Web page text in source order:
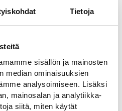
Tietoja
sisällön ja mainosten
median ominaisuuksien
analysoimiseen. Lisäksi
mainosalan ja analytiikka-
siitä, miten käytät